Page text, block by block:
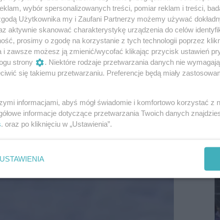
zależy od każdego dziecka. Najpierw
rękach, potem pierwsze salta, przejścia w
na tle muzyki, z podnoszeniami i piramidami. Nie
do danego elementu – decydują
wybór spersonalizowanych treści, pomiar reklam i treści,
Użytkownika my i Zaufani Partnerzy możemy używać
aktywnie skanować charakterystykę urządzenia do celów
prosimy o zgodę na korzystanie z tych technologii poprzez
i zawsze możesz ją zmienić/wycofać klikając przycisk ustawień
strony
. Niektóre rodzaje przetwarzania danych nie
się takiemu przetwarzaniu. Preferencje będą miały
informacjami, abyś mógł świadomie i komfortowo korzystać z
informacje dotyczące przetwarzania Twoich danych
. oraz po kliknięciu w „Ustawienia”.
USTAWIENIA